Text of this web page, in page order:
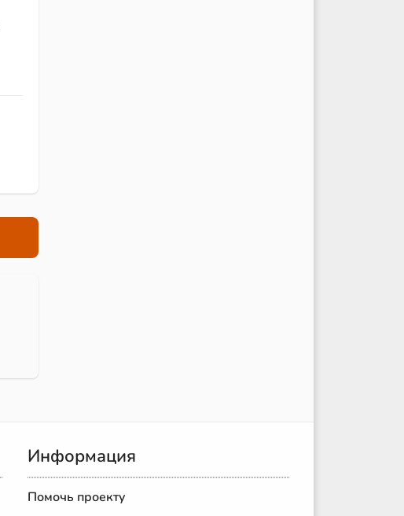
Информация
Помочь проекту